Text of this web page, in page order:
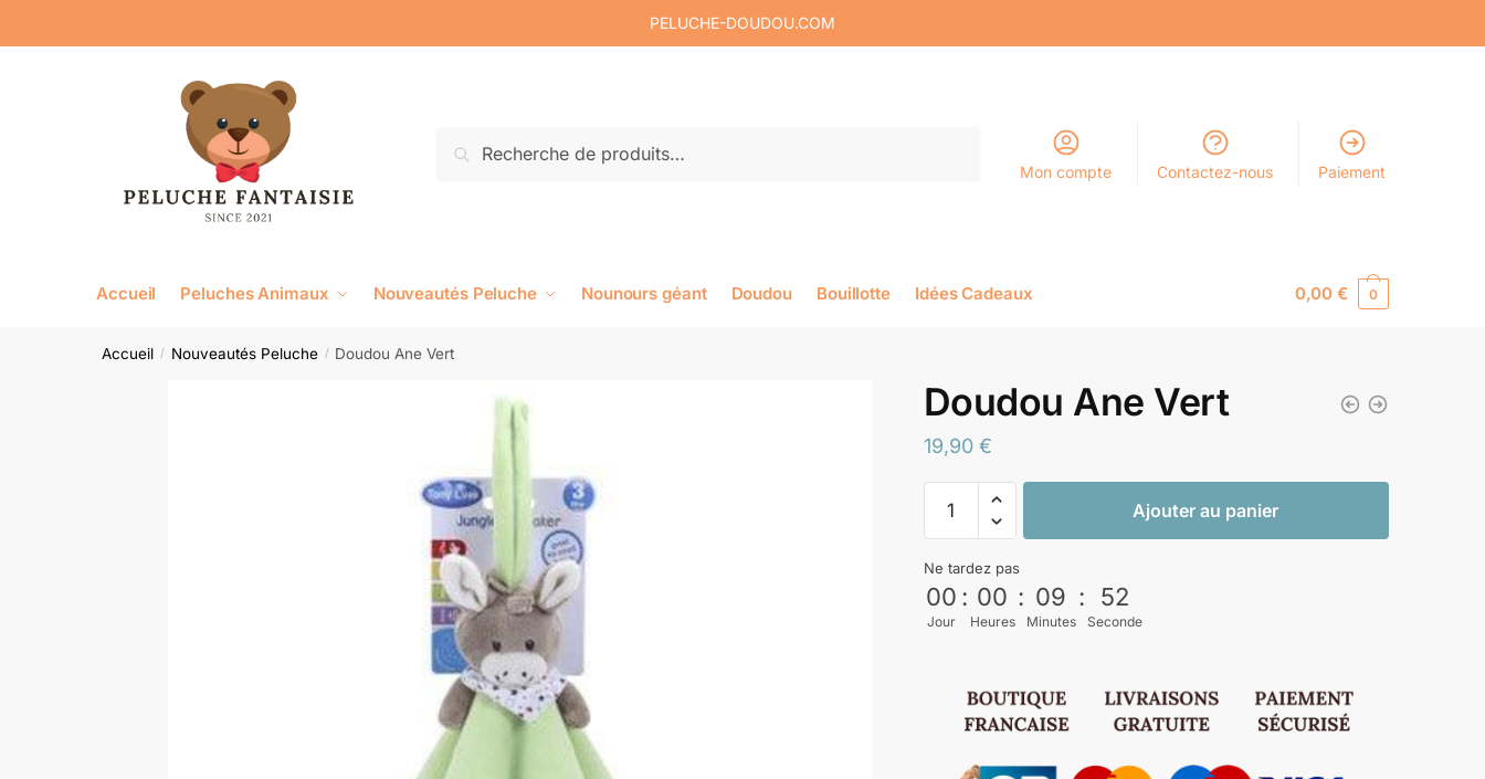
PELUCHE-DOUDOU.COM
Recherche
Mon compte Contactez-nous Paiement
Accueil Peluches Animaux Nouveautés Peluche Nounours géant Doudou Bouillotte Idées Cadeaux 0,00€ 0
Accueil / Nouveautés Peluche / Doudou Ane Vert
Doudou Ane Vert
19,90 €
Ajouter au panier
Ne tardez pas
00
Jour
: 00
Heures
: 09
Minutes
: 52
Seconde